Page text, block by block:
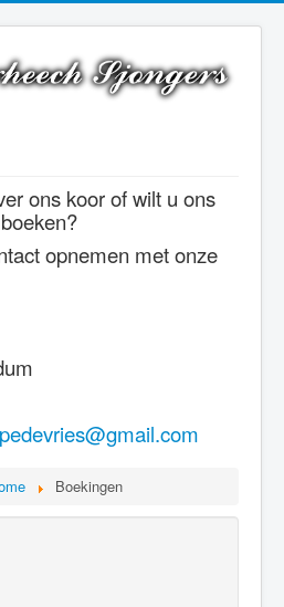
ons koor of wilt u ons
opnemen met onze
Boekingen